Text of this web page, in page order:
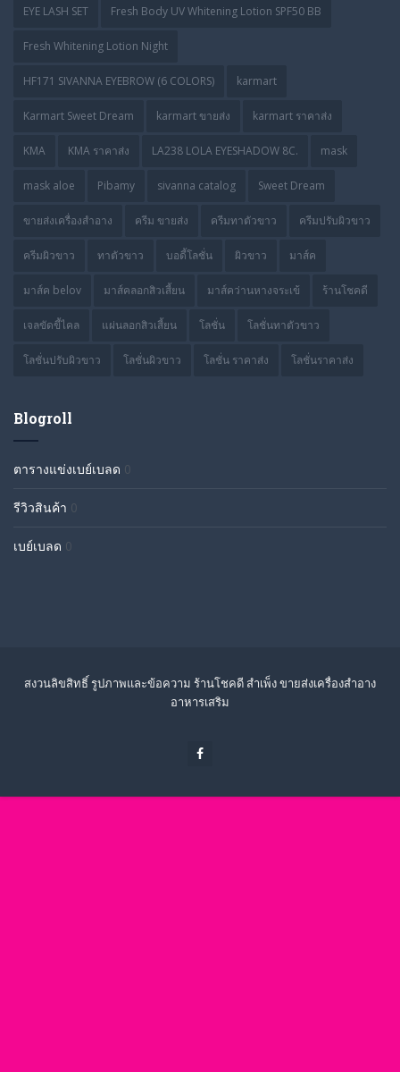
EYE LASH SET Fresh Body UV Whitening Lotion SPF50 BB
Fresh Whitening Lotion Night
HF171 SIVANNA EYEBROW (6 COLORS) karmart
Karmart Sweet Dream karmart ขายส่ง karmart ราคาส่ง
KMA KMA ราคาส่ง LA238 LOLA EYESHADOW 8C. mask
mask aloe Pibamy sivanna catalog Sweet Dream
ขายส่งเครื่องสำอาง ครีม ขายส่ง ครีมทาตัวขาว ครีมปรับผิวขาว
ครีมผิวขาว ทาตัวขาว บอดี้โลชั่น ผิวขาว มาส์ค
มาส์ค belov มาส์คลอกสิวเสี้ยน มาส์คว่านหางจระเข้ ร้านโชคดี
เจลขัดขี้ไคล แผ่นลอกสิวเสี้ยน โลชั่น โลชั่นทาตัวขาว
โลชั่นปรับผิวขาว โลชั่นผิวขาว โลชั่น ราคาส่ง โลชั่นราคาส่ง
Blogroll
ตารางแข่งเบย์เบลด 0
รีวิวสินค้า 0
เบย์เบลด 0
สงวนลิขสิทธิ์ รูปภาพและข้อความ ร้านโชคดี สำเพ็ง ขายส่งเครื่องสำอาง
อาหารเสริม